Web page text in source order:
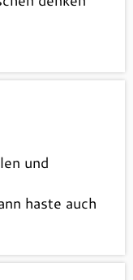
und
haste auch